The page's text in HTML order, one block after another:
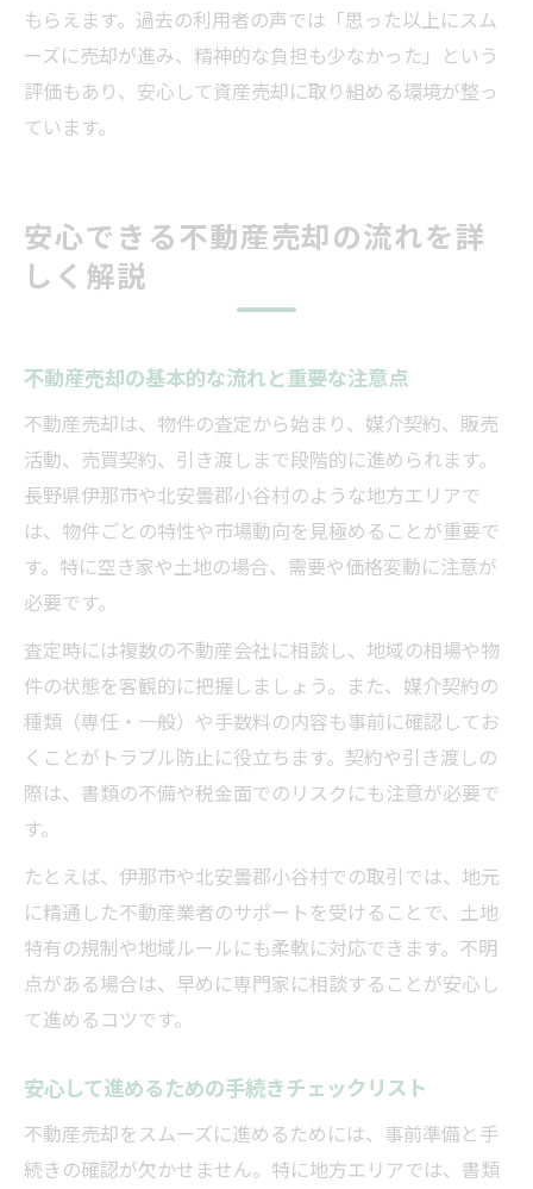
もらえます。過去の利用者の声では「思った以上にスム
ーズに売却が進み、精神的な負担も少なかった」という
評価もあり、安心して資産売却に取り組める環境が整っ
ています。
安心できる不動産売却の流れを詳
しく解説
不動産売却の基本的な流れと重要な注意点
不動産売却は、物件の査定から始まり、媒介契約、販売
活動、売買契約、引き渡しまで段階的に進められます。
長野県伊那市や北安曇郡小谷村のような地方エリアで
は、物件ごとの特性や市場動向を見極めることが重要で
す。特に空き家や土地の場合、需要や価格変動に注意が
必要です。
査定時には複数の不動産会社に相談し、地域の相場や物
件の状態を客観的に把握しましょう。また、媒介契約の
種類（専任・一般）や手数料の内容も事前に確認してお
くことがトラブル防止に役立ちます。契約や引き渡しの
際は、書類の不備や税金面でのリスクにも注意が必要で
す。
たとえば、伊那市や北安曇郡小谷村での取引では、地元
に精通した不動産業者のサポートを受けることで、土地
特有の規制や地域ルールにも柔軟に対応できます。不明
点がある場合は、早めに専門家に相談することが安心し
て進めるコツです。
安心して進めるための手続きチェックリスト
不動産売却をスムーズに進めるためには、事前準備と手
続きの確認が欠かせません。特に地方エリアでは、書類